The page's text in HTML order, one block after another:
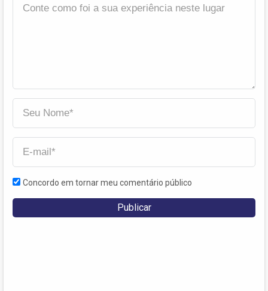
Concordo em tornar meu comentário público